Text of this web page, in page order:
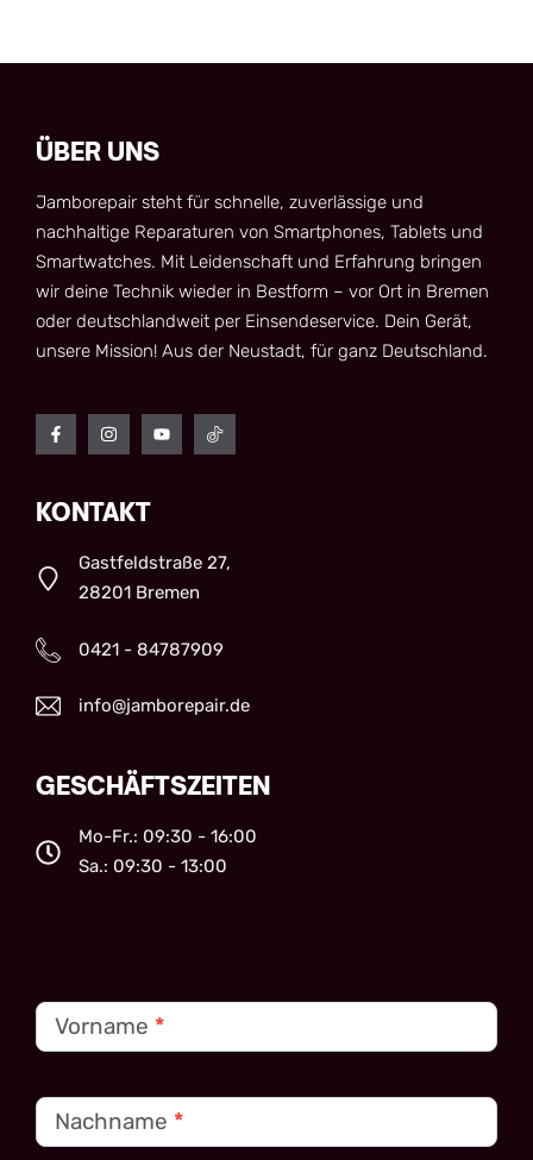
ÜBER UNS
Jamborepair steht für schnelle, zuverlässige und
nachhaltige Reparaturen von Smartphones, Tablets und
Smartwatches. Mit Leidenschaft und Erfahrung bringen
wir deine Technik wieder in Bestform – vor Ort in Bremen
oder deutschlandweit per Einsendeservice. Dein Gerät,
unsere Mission! Aus der Neustadt, für ganz Deutschland.
KONTAKT
Gastfeldstraße 27,
28201 Bremen
0421 - 84787909
info@jamborepair.de
GESCHÄFTSZEITEN
Mo-Fr.: 09:30 - 16:00
Sa.: 09:30 - 13:00
Kontakt
Vorname *
Nachname *